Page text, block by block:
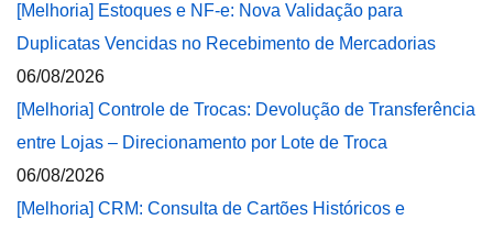
[Melhoria] Estoques e NF-e: Nova Validação para
Duplicatas Vencidas no Recebimento de Mercadorias
06/08/2026
[Melhoria] Controle de Trocas: Devolução de Transferência
entre Lojas – Direcionamento por Lote de Troca
06/08/2026
[Melhoria] CRM: Consulta de Cartões Históricos e